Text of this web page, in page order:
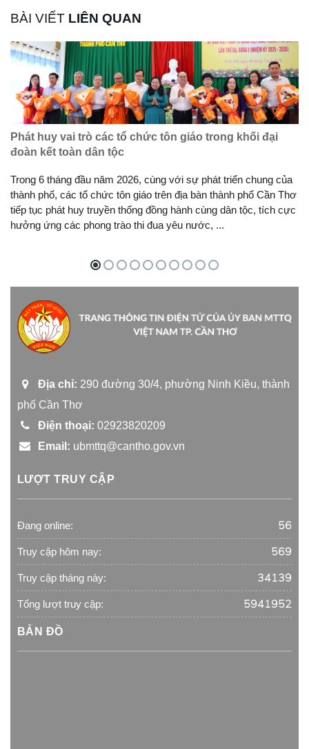
BÀI VIẾT LIÊN QUAN
Phát huy vai trò các tổ chức tôn giáo trong khối đại
đoàn kết toàn dân tộc
Trong 6 tháng đầu năm 2026, cùng với sự phát triển chung của
thành phố, các tổ chức tôn giáo trên địa bàn thành phố Cần Thơ
tiếp tục phát huy truyền thống đồng hành cùng dân tộc, tích cực
hưởng ứng các phong trào thi đua yêu nước, ...
Địa chỉ: 290 đường 30/4, phường Ninh Kiều, thành
phố Cần Thơ
Điện thoại: 02923820209
Email: ubmttq@cantho.gov.vn
LƯỢT TRUY CẬP
Đang online: 56
Truy cập hôm nay: 569
Truy cập tháng này: 34139
Tổng lượt truy cập: 5941952
BẢN ĐỒ